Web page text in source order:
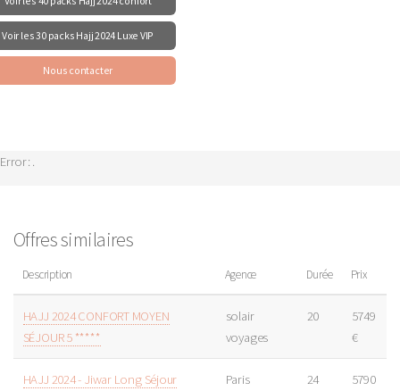
Voir les 30 packs Hajj 2024 Luxe VIP
Nous contacter
Error: .
Offres similaires
Description Agence Durée Prix
HAJJ 2024 CONFORT MOYEN
SÉJOUR 5 *****
solair
voyages
20
5749
€
HAJJ 2024 - Jiwar Long Séjour
Paris
24
5790